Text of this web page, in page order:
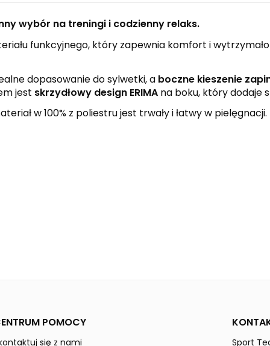
wybór na treningi i codzienny relaks.
funkcyjnego, który zapewnia komfort i
dopasowanie do sylwetki, a boczne kieszenie
jest skrzydłowy design ERIMA na boku, który dodaje
w 100% z poliestru jest trwały i łatwy w pielęgnacji.
POMOCY
się z nami Sport